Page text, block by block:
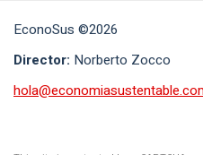
EconoSus ©2026
Director: Norberto Zocco